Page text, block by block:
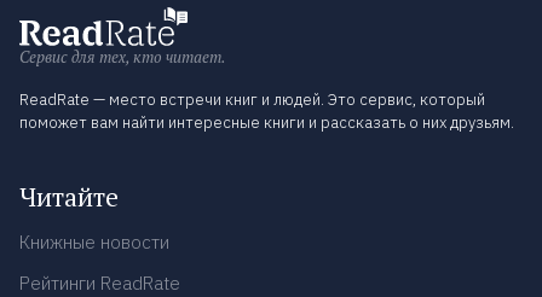
Сервис для тех, кто читает.
ReadRate — место встречи книг и людей. Это сервис, который
поможет вам найти интересные книги и рассказать о них друзьям.
Читайте
Книжные новости
Рейтинги ReadRate